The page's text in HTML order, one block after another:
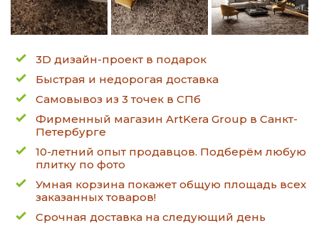
3D дизайн-проект в подарок
Быстрая и недорогая доставка
Самовывоз из 3 точек в СПб
Фирменный магазин ArtKera Group в Санкт-
Петербурге
10-летний опыт продавцов. Подберём любую
плитку по фото
Умная корзина покажет общую площадь всех
заказанных товаров!
Срочная доставка на следующий день